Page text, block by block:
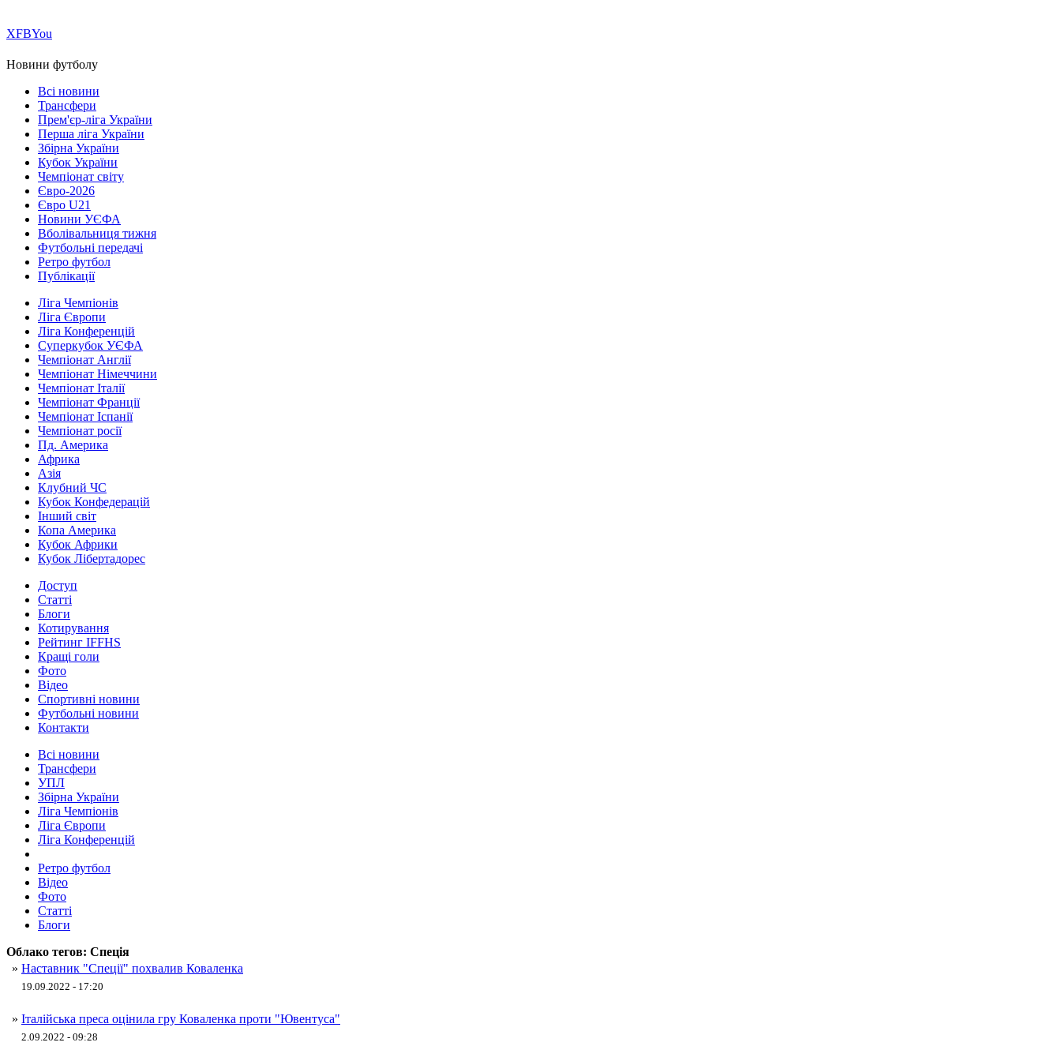
ХFBYou
Новини футболу
Всі новини
Трансфери
Прем'єр-ліга України
Перша ліга України
Збірна України
Кубок України
Чемпіонат світу
Євро-2026
Євро U21
Новини УЄФА
Вболівальниця тижня
Футбольні передачі
Ретро футбол
Публікації
Ліга Чемпіонів
Ліга Європи
Ліга Конференцій
Суперкубок УЄФА
Чемпіонат Англії
Чемпіонат Німеччини
Чемпіонат Італії
Чемпіонат Франції
Чемпіонат Іспанії
Чемпіонат росії
Пд. Америка
Африка
Азія
Клубний ЧС
Кубок Конфедерацій
Інший світ
Копа Америка
Кубок Африки
Кубок Лібертадорес
Доступ
Статті
Блоги
Котирування
Рейтинг IFFHS
Кращі голи
Фото
Відео
Спортивні новини
Футбольні новини
Контакти
Всі новини
Трансфери
УПЛ
Збірна України
Ліга Чемпіонів
Ліга Європи
Ліга Конференцій
Ретро футбол
Відео
Фото
Статті
Блоги
Облако тегов: Спеція
» Наставник "Спеції" похвалив Коваленка
19.09.2022 - 17:20
» Італійська преса оцінила гру Коваленка проти "Ювентуса"
2.09.2022 - 09:28